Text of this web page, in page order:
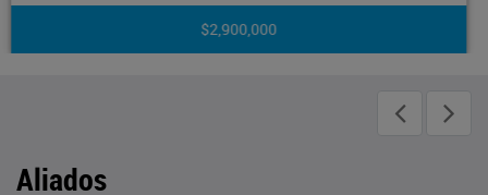
$4,300,000
Aliados